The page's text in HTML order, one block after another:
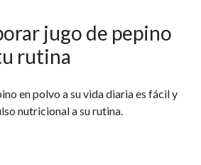
jugo de pepino
rutina
en polvo a su vida diaria es fácil y
nutricional a su rutina.